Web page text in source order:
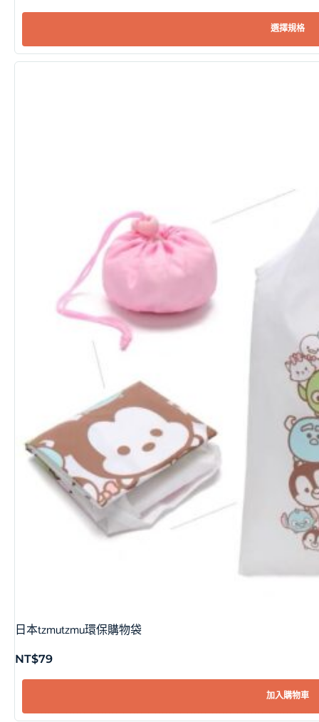
選擇規格
日本tzmutzmu環保購物袋
NT$79
加入購物車